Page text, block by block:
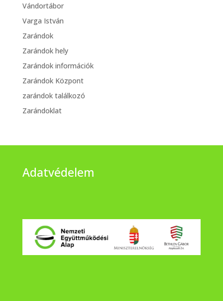
Vándortábor
Varga István
Zarándok
Zarándok hely
Zarándok információk
Zarándok Központ
zarándok találkozó
Zarándoklat
Adatvédelem